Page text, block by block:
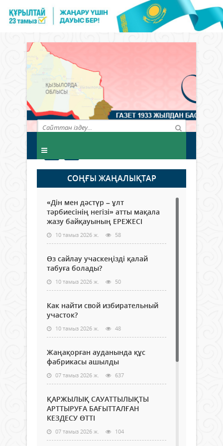
СОҢҒЫ ЖАҢАЛЫҚТАР
«Дін мен дәстүр – ұлт
тәрбиесінің негізі» атты мақала
жазу байқауының ЕРЕЖЕСІ
10 тамыз 2026 ж. 58
Өз сайлау учаскеңізді қалай
табуға болады?
10 тамыз 2026 ж. 50
Как найти свой избирательный
участок?
10 тамыз 2026 ж. 48
Жаңақорған ауданында құс
фабрикасы ашылды
07 тамыз 2026 ж. 637
ҚАРЖЫЛЫҚ САУАТТЫЛЫҚТЫ
АРТТЫРУҒА БАҒЫТТАЛҒАН
КЕЗДЕСУ ӨТТІ
07 тамыз 2026 ж. 104